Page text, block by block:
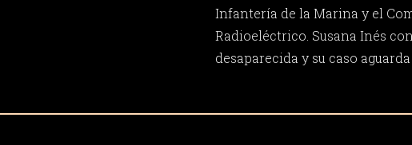
Infantería de la Marina y el
Radioeléctrico. Susana Inés
desaparecida y su caso aguarda